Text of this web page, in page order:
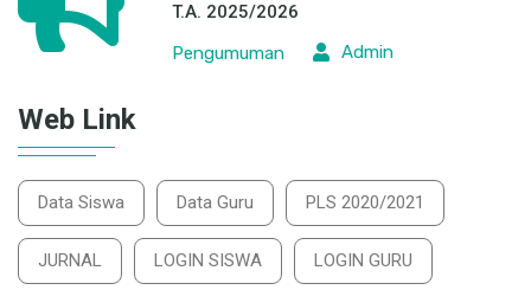
T.A. 2025/2026
Pengumuman
Admin
Web Link
Data Siswa Data Guru PLS 2020/2021
JURNAL LOGIN SISWA LOGIN GURU